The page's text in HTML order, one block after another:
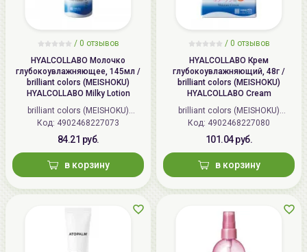
/ 0 отзывов
HYALCOLLABO Молочко
глубокоувлажняющее, 145мл /
brilliant colors (MEISHOKU)
HYALCOLLABO Milky Lotion
brilliant colors (MEISHOKU)
(Япония)
Код: 4902468227073
84.21 руб.
в корзину
/ 0 отзывов
HYALCOLLABO Крем
глубокоувлажняющий, 48г /
brilliant colors (MEISHOKU)
HYALCOLLABO Cream
brilliant colors (MEISHOKU)
(Япония)
Код: 4902468227080
101.04 руб.
в корзину